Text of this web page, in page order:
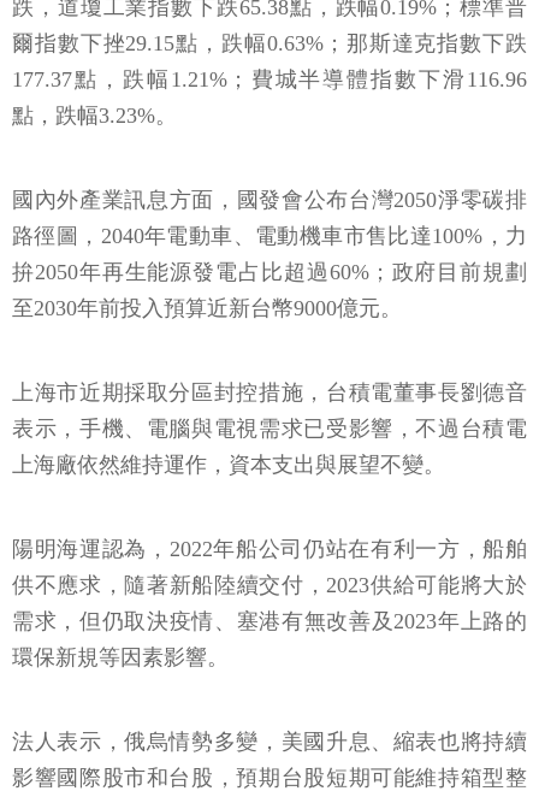
跌，道瓊工業指數下跌65.38點，跌幅0.19%；標準普
爾指數下挫29.15點，跌幅0.63%；那斯達克指數下跌
177.37點，跌幅1.21%；費城半導體指數下滑116.96
點，跌幅3.23%。
國內外產業訊息方面，國發會公布台灣2050淨零碳排
路徑圖，2040年電動車、電動機車市售比達100%，力
拚2050年再生能源發電占比超過60%；政府目前規劃
至2030年前投入預算近新台幣9000億元。
上海市近期採取分區封控措施，台積電董事長劉德音
表示，手機、電腦與電視需求已受影響，不過台積電
上海廠依然維持運作，資本支出與展望不變。
陽明海運認為，2022年船公司仍站在有利一方，船舶
供不應求，隨著新船陸續交付，2023供給可能將大於
需求，但仍取決疫情、塞港有無改善及2023年上路的
環保新規等因素影響。
法人表示，俄烏情勢多變，美國升息、縮表也將持續
影響國際股市和台股，預期台股短期可能維持箱型整